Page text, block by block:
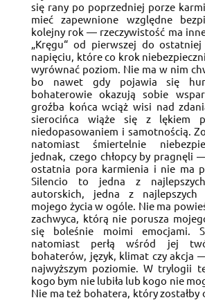
się rany po poprzedniej porze
mieć zapewnione względne
kolejny rok — rzeczywistość ma
„Kręgu“ od pierwszej do
napięciu, które co krok
wyrównać poziom. Nie ma w nim
bo nawet gdy pojawia się
bohaterowie okazują sobie
groźba końca wciąż wisi nad
sierocińca wiąże się z lękiem
niedopasowaniem i samotnością.
natomiast śmiertelnie
jednak, czego chłopcy by pragnęli
ostatnia pora karmienia i nie ma
Silencio to jedna z
autorskich, jedna z najlepszych
mojego życia w ogóle. Nie ma
zachwyca, którą nie porusza
się boleśnie moimi emocjami.
natomiast perłą wśród jej
bohaterów, język, klimat czy akcja
najwyższym poziomie. W trylogii
kogo bym nie lubiła lub kogo nie
Nie ma też bohatera, który zostałby